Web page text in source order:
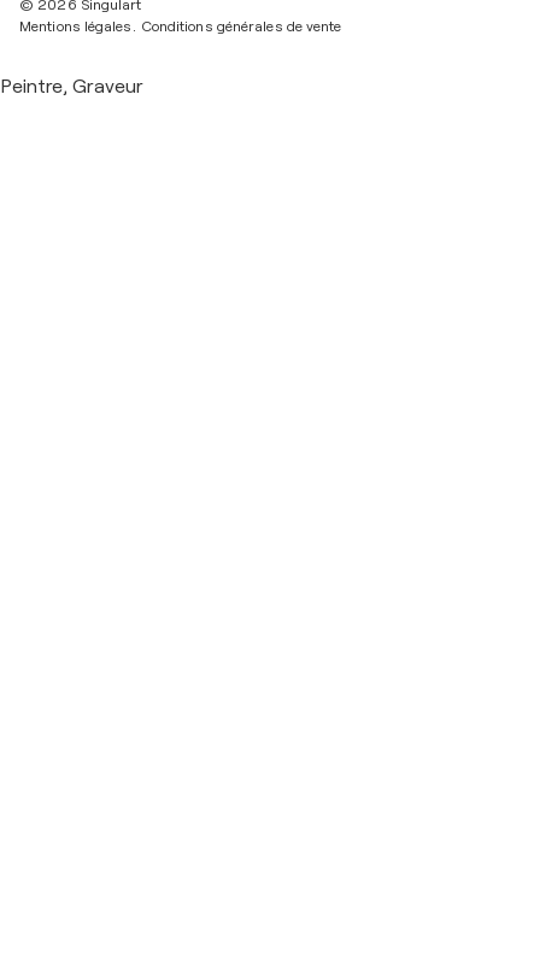
© 2026 Singulart
Mentions légales. Conditions générales de vente
Peintre, Graveur